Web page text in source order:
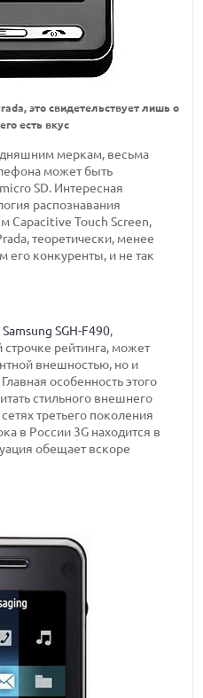
это свидетельствует лишь о
есть вкус
меркам, весьма
может быть
SD. Интересная
распознавания
Capacitive Touch Screen,
теоретически, менее
его конкуренты, и не так
Samsung SGH-F490,
рейтинга, может
внешностью, но и
особенность этого
стильного внешнего
третьего поколения
в России 3G находится в
обещает вскоре